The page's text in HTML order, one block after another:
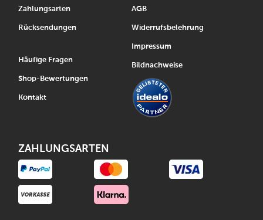
Zahlungsarten
Rücksendungen
Häufige Fragen
Shop-Bewertungen
Kontakt
AGB
Widerrufsbelehrung
Impressum
Bildnachweise
ZAHLUNGSARTEN